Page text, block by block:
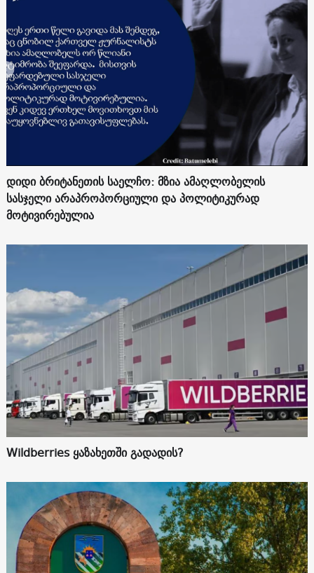
დიდი ბრიტანეთის საელჩო: მზია ამაღლობელის
სასჯელი არაპროპორციული და პოლიტიკურად
მოტივირებულია
Wildberries ყაზახეთში გადადის?